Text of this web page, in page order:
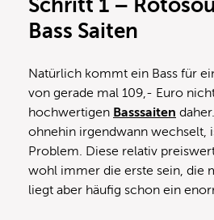
Schritt 1 –
Bass Saiten
Natürlich kommt ein Bass für
von gerade mal 109,- Euro
hochwertigen Basssaiten
ohnehin irgendwann wechselt,
Problem. Diese relativ
wohl immer die erste sein, die
liegt aber häufig schon ein